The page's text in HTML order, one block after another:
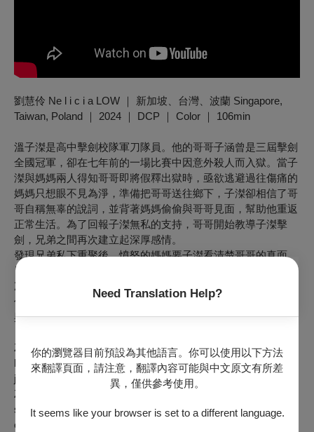
Need Translation Help?
你的瀏覽器目前預設為其他語言。你可以使用以下方法
來翻譯頁面，請注意，翻譯內容可能與中文原文有所差
異，僅供參考使用。
It seems like your browser is set to a different language.
劉慧伶 Ne l i c i a LOW ｜ 新加坡、台灣、波蘭 Singapore,
Taiwan, Poland ｜ 2024 ｜ DCP ｜ Color ｜ 106min
溫子滐是高中擊劍校隊軍刀隊員。他的哥哥子涵曾是三屆擊劍
全國冠軍，卻在七年前的一場比賽中因意外殺人而入獄。當子
滐與媽媽兩人得知哥哥即將假釋出獄時，亟欲逃避過往傷痛的
媽媽只想眼不見為淨，準備把哥哥送往鄉下，子滐卻相信了哥
哥自稱無辜的說詞，並背著媽媽偷偷與哥哥見面，幫助他重返
正常生活。為了回報子滐無私的支持，哥哥開始教導子滐擊
劍，兄弟之間再次建立起深厚感情。
發現兄弟私下重聚後，憤怒的媽媽要子滐看清楚哥哥的真面
目，子滐卻始終不肯聽信她並堅持留在哥哥身邊。直到哥哥再
次捲入一起擊劍意外，子滐終於質疑起自己對哥哥的無條件信
任。盛大的擊劍全國賽即將到來，子滐在對哥哥殘酷本性的恨
與對哥哥無法抹滅的愛之間掙扎著，被迫做出痛苦的選擇。
Zijie is a young fencer longing to reconnect with his older
brother, Zihan, who mysteriously returns after seven years in
juvenile prison for killing an opponent during a fencing match.
Zijie believes Zihan's insistence that he is innocent and
secretly decides to help him, defying their mother's efforts to
erase Zihan from their lives. In return, Zihan starts to train Zijie